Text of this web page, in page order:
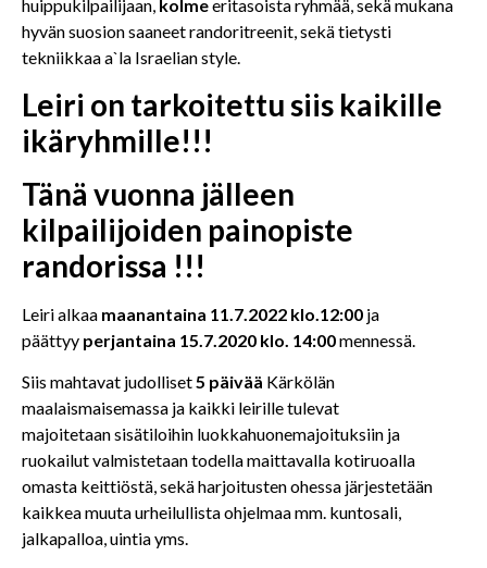
huippukilpailijaan, kolmeeritasoista ryhmää, sekä mukana
hyvän suosion saaneet randoritreenit, sekä tietysti
tekniikkaa a`la Israelian style.
Leiri on tarkoitettu siis kaikille
ikäryhmille!!!
Tänä vuonna jälleen
kilpailijoiden painopiste
randorissa !!!
Leiri alkaa maanantaina 11.7.2022 klo.12:00 ja
päättyy perjantaina 15.7.2020 klo. 14:00mennessä.
Siis mahtavat judolliset5 päivää Kärkölän
maalaismaisemassa ja kaikki leirille tulevat
majoitetaan sisätiloihin luokkahuonemajoituksiin ja
ruokailut valmistetaan todella maittavalla kotiruoalla
omasta keittiöstä, sekä harjoitusten ohessa järjestetään
kaikkea muuta urheilullista ohjelmaa mm. kuntosali,
jalkapalloa, uintia yms.